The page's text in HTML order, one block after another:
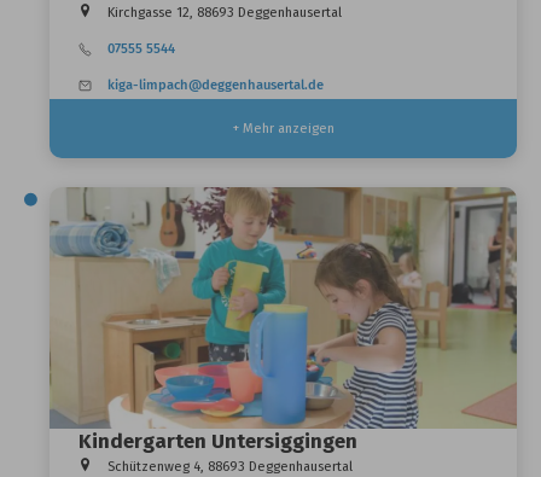
Kirchgasse 12, 88693 Deggenhausertal
07555 5544
kiga-limpach@deggenhausertal.de
+ Mehr anzeigen
Kindergarten Untersiggingen
Schützenweg 4, 88693 Deggenhausertal